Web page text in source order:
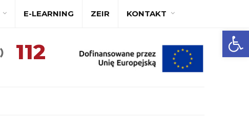
A A+ A++
112
E-LEARNING ZEIR KONTAKT